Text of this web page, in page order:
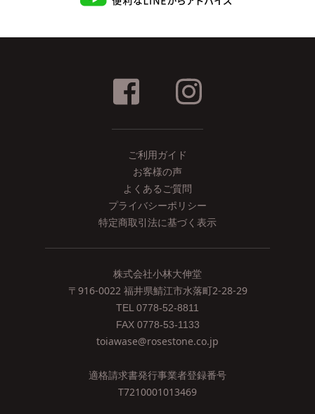
ご利用ガイド
お客様の声
よくあるご質問
プライバシーポリシー
特定商取引法に基づく表示
株式会社小林大伸堂
〒916-0022 福井県鯖江市水落町2-28-29
TEL 0778-52-8811
FAX 0778-53-1133
toiawase@rosestone.co.jp
適格請求書発行事業者登録番号
T7210001013469